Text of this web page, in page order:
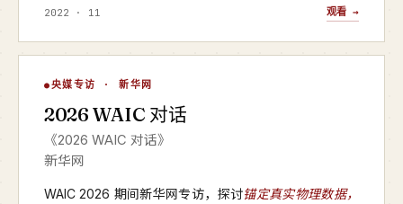
2022 · 11 观看 →
WAIC 对话
新华网 · 2026
▶
央媒专访 · 新华网
2026 WAIC 对话
《2026 WAIC 对话》
新华网
WAIC 2026 期间新华网专访，探讨锚定真实物理数据，